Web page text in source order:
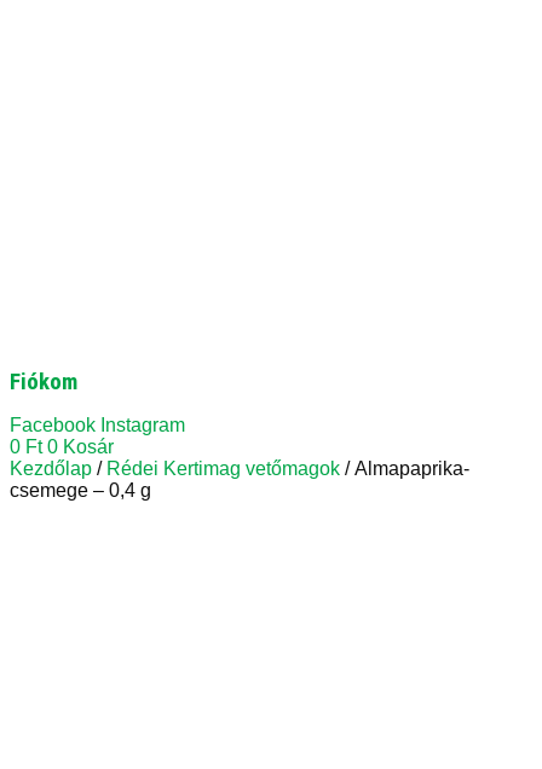
Fiókom
Facebook Instagram
0 Ft 0 Kosár
Kezdőlap / Rédei Kertimag vetőmagok / Almapaprika-
csemege – 0,4 g